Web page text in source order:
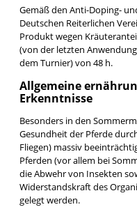
Gemäß den Anti-Doping-
Deutschen Reiterlichen
Produkt wegen
(von der letzten
dem Turnier) von 48 h.
Allgemeine
Erkenntnisse
Besonders in den
Gesundheit der Pferde
Fliegen) massiv
Pferden (vor allem bei
die Abwehr von Insekten
Widerstandskraft des
gelegt werden.